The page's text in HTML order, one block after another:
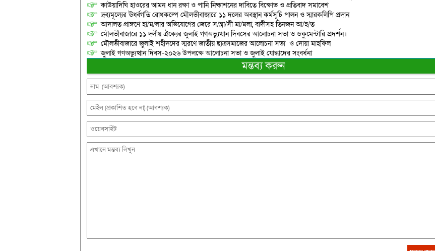
কাউয়াদিঘি হাওরের আমন ধান রক্ষা ও পানি নিষ্কাশনের দাবিতে বিক্ষোভ ও প্রতিবাদ সমাবেশ
দ্রব্যমূল্যের ঊর্ধ্বগতি রোধকল্পে মৌলভীবাজারে ১১ দলের অবস্থান কর্মসূচি পালন ও স্মারকলিপি প্রদান
আদালত প্রাঙ্গণে হা/ম/লার অভিযোগের জেরে স/ন্ত্রা/সী মা/মলা, বাদীসহ তিনজন আ/হ/ত
মৌলভীবাজারে ১১ দলীয় ঐক্যের জুলাই গণঅভ্যুত্থান দিবসের আলোচনা সভা ও ডকুমেন্টারি প্রদর্শন।
মৌলভীবাজারে জুলাই শহীদদের স্মরণে জাতীয় ছাত্রসমাজের আলোচনা সভা ও দোয়া মাহফিল
জুলাই গণঅভ্যুত্থান দিবস-২০২৬ উপলক্ষে আলোচনা সভা ও জুলাই যোদ্ধাদের সংবর্ধনা
মন্তব্য করুন